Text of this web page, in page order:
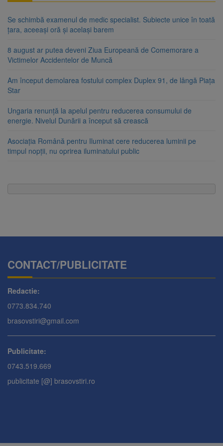
Se schimbă examenul de medic specialist. Subiecte unice în toată
țara, aceeași oră și același barem
8 august ar putea deveni Ziua Europeană de Comemorare a
Victimelor Accidentelor de Muncă
Am început demolarea fostului complex Duplex 91, de lângă Piața
Star
Ungaria renunță la apelul pentru reducerea consumului de
energie. Nivelul Dunării a început să crească
Asociația Română pentru Iluminat cere reducerea luminii pe
timpul nopții, nu oprirea iluminatului public
CONTACT/PUBLICITATE
Redactie:
0773.834.740
brasovstiri@gmail.com
Publicitate:
0743.519.669
publicitate [@] brasovstiri.ro